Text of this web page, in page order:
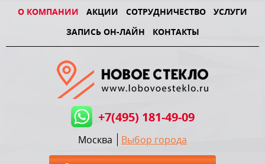
О КОМПАНИИ АКЦИИ СОТРУДНИЧЕСТВО
УСЛУГИ
ЗАПИСЬ ОН-ЛАЙН
КОНТАКТЫ
+7(495) 181-49-09
Москва Выбор города